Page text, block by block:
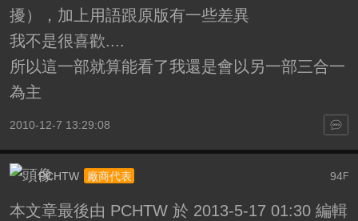
擾），加上用語跟原版有一些差異
我不是很喜歡....
所以這一部就算能看了我還是會以另一部三合一
為主
2010-12-7 13:29:08
94F
PCHTW 廠商代表
本文章最後由 PCHTW 於 2013-5-17 01:30 編輯